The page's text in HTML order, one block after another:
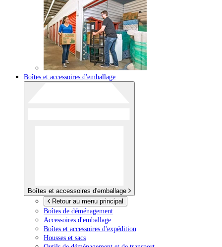
Boîtes et accessoires d'emballage
Boîtes et accessoires d'emballage
Retour au menu principal
Boîtes de déménagement
Accessoires d'emballage
Boîtes et accessoires d'expédition
Housses et sacs